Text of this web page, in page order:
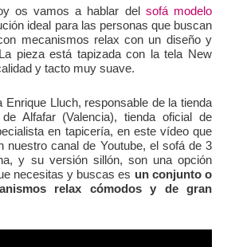
os vamos a hablar del sofá modelo
ideal para las personas que buscan
mecanismos relax con un diseño y
pieza está tapizada con la tela New
y tacto muy suave.
Enrique Lluch, responsable de la tienda
Alfafar (Valencia), tienda oficial de
en tapicería, en este vídeo que
nuestro canal de Youtube, el sofá de 3
y su versión sillón, son una opción
necesitas y buscas es un conjunto o
relax cómodos y de gran